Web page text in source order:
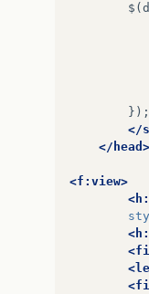
});
</
</head>
<f:view>